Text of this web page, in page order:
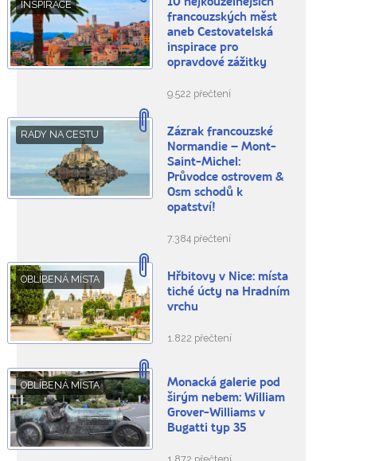
INSPIRACE
10 nejkouzelnějších
francouzských měst
aneb Cestovatelská
inspirace pro
opravdové zážitky
9.522 přečtení
RADY NA CESTU
Zázrak francouzské
Normandie – Mont-
Saint-Michel:
Průvodce ostrovem &
Osm schodů k
opatství!
7.384 přečtení
OBLÍBENÁ MÍSTA
Hřbitovy v Nice: místa
tiché úcty na Hradním
vrchu
1.822 přečtení
OBLÍBENÁ MÍSTA
Monacká galerie pod
širým nebem: William
Grover-Williams v
Bugatti typ 35